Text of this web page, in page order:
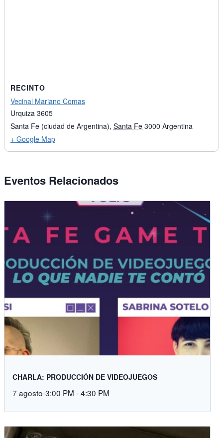
RECINTO
Vecinal Mariano Comas
Urquiza 3605
Santa Fe (ciudad de Argentina), Santa Fe 3000 Argentina
+ Google Map
Eventos Relacionados
CHARLA: PRODUCCIÓN DE VIDEOJUEGOS
7 agosto-3:00 PM -4:30 PM